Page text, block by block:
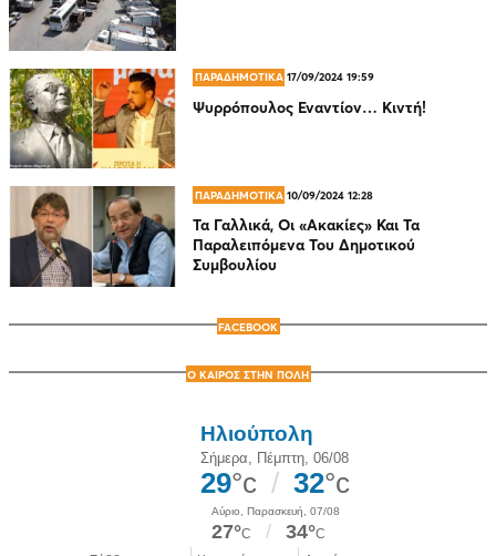
ΠΑΡΑΔΗΜΟΤΙΚΑ 17/09/2024 19:59
Ψυρρόπουλος Εναντίον… Κιντή!
ΠΑΡΑΔΗΜΟΤΙΚΑ 10/09/2024 12:28
Τα Γαλλικά, Οι «Ακακίες» Και Τα
Παραλειπόμενα Του Δημοτικού
Συμβουλίου
FACEBOOK
Ο ΚΑΙΡΟΣ ΣΤΗΝ ΠΟΛΗ